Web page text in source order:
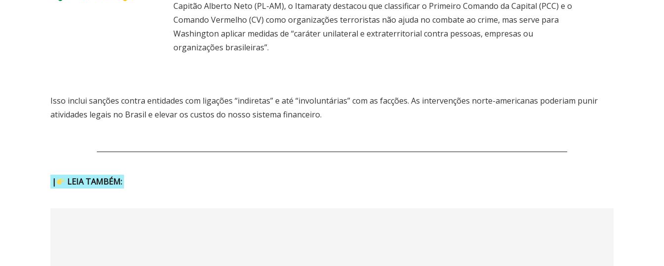
Capitão Alberto Neto (PL-AM), o Itamaraty destacou que classificar o Primeiro Comando da Capital (PCC) e o
Comando Vermelho (CV) como organizações terroristas não ajuda no combate ao crime, mas serve para
Washington aplicar medidas de “caráter unilateral e extraterritorial contra pessoas, empresas ou
organizações brasileiras”.
Isso inclui sanções contra entidades com ligações “indiretas” e até “involuntárias” com as facções. As intervenções norte-americanas poderiam punir
atividades legais no Brasil e elevar os custos do nosso sistema financeiro.
| LEIA TAMBÉM: